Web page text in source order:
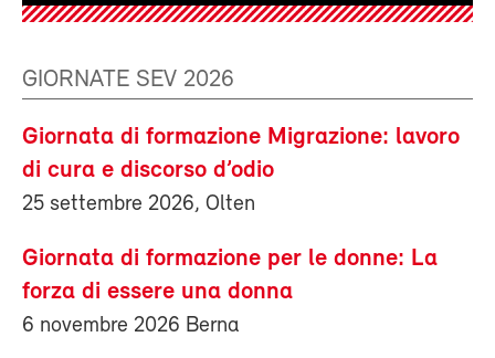
GIORNATE SEV 2026
Giornata di formazione Migrazione: lavoro
di cura e discorso d’odio
25 settembre 2026, Olten
Giornata di formazione per le donne: La
forza di essere una donna
6 novembre 2026 Berna